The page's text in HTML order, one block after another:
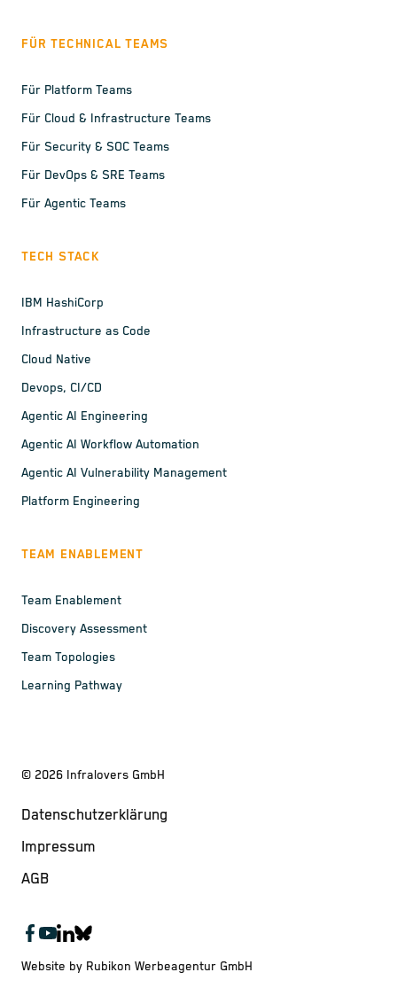
FÜR TECHNICAL TEAMS
Für Platform Teams
Für Cloud & Infrastructure Teams
Für Security & SOC Teams
Für DevOps & SRE Teams
Für Agentic Teams
TECH STACK
IBM HashiCorp
Infrastructure as Code
Cloud Native
Devops, CI/CD
Agentic AI Engineering
Agentic AI Workflow Automation
Agentic AI Vulnerability Management
Platform Engineering
TEAM ENABLEMENT
Team Enablement
Discovery Assessment
Team Topologies
Learning Pathway
© 2026 Infralovers GmbH
Datenschutzerklärung
Impressum
AGB
Website by Rubikon Werbeagentur GmbH